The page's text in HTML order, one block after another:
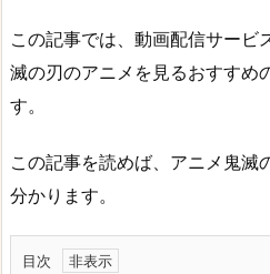
この記事では、動画配信サービ
滅の刃のアニメを見るおすすめ
す。
この記事を読めば、アニメ鬼滅
分かります。
目次